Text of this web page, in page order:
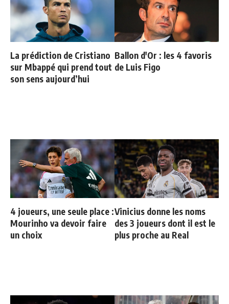
La prédiction de Cristiano
sur Mbappé qui prend tout
son sens aujourd’hui
Ballon d'Or : les 4 favoris
de Luis Figo
4 joueurs, une seule place :
Mourinho va devoir faire
un choix
Vinicius donne les noms
des 3 joueurs dont il est le
plus proche au Real